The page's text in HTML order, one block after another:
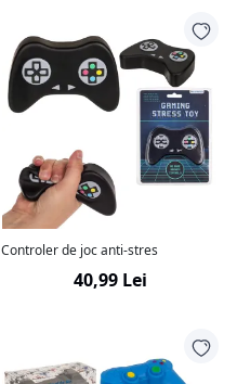
Controler de joc anti-stres
40,99 Lei